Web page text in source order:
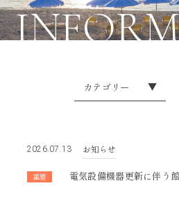
カテゴリー ▼
会員限定
2026.07.13 お知らせ
重要 電気設備機器更新に伴う